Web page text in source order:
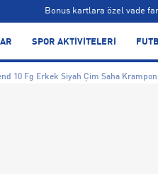
Siparişin 1-3 iş günü
Bonus kartlara özel vade
SPOR AKTİVİTELERİ
10 Fg Erkek Siyah Çim Saha